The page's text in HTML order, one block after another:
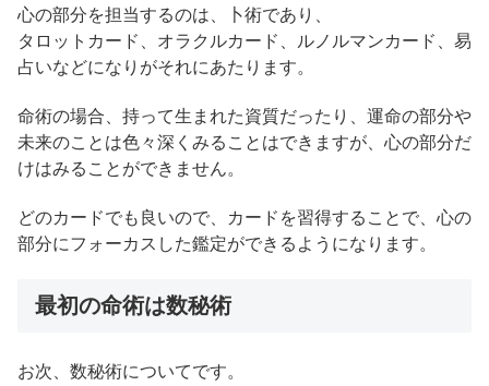
心の部分を担当するのは、卜術であり、
タロットカード、オラクルカード、ルノルマンカード、易
占いなどになりがそれにあたります。
命術の場合、持って生まれた資質だったり、運命の部分や
未来のことは色々深くみることはできますが、心の部分だ
けはみることができません。
どのカードでも良いので、カードを習得することで、心の
部分にフォーカスした鑑定ができるようになります。
最初の命術は数秘術
お次、数秘術についてです。